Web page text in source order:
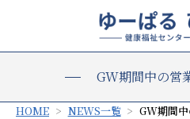
GW期間中の営
HOME NEWS一覧 GW期間